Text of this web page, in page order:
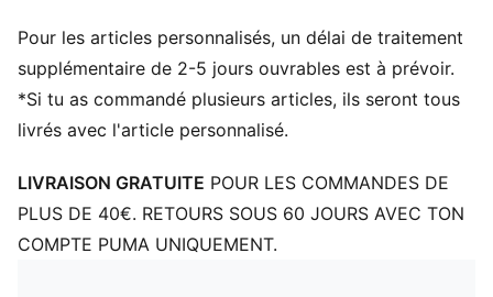
Pour les articles personnalisés, un délai de traitement
supplémentaire de 2-5 jours ouvrables est à prévoir.
*Si tu as commandé plusieurs articles, ils seront tous
livrés avec l'article personnalisé.
LIVRAISON GRATUITE POUR LES COMMANDES DE
PLUS DE 40€. RETOURS SOUS 60 JOURS AVEC TON
COMPTE PUMA UNIQUEMENT.